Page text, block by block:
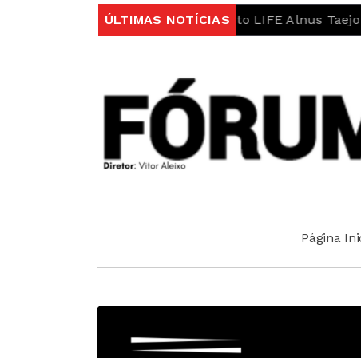
ÚLTIMAS NOTÍCIAS
no âmbito do projeto LIFE Alnus Taejo Município
Página